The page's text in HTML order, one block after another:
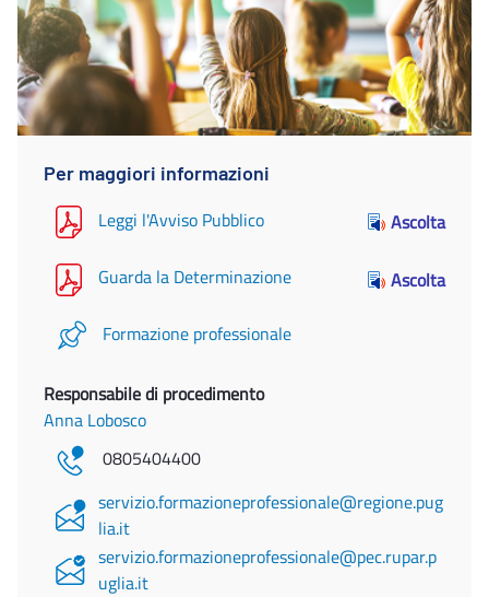
Per maggiori informazioni
Leggi l'Avviso Pubblico Ascolta
Guarda la Determinazione Ascolta
Formazione professionale
Responsabile di procedimento
Anna Lobosco
0805404400
servizio.formazioneprofessionale@regione.pug
lia.it
servizio.formazioneprofessionale@pec.rupar.p
uglia.it